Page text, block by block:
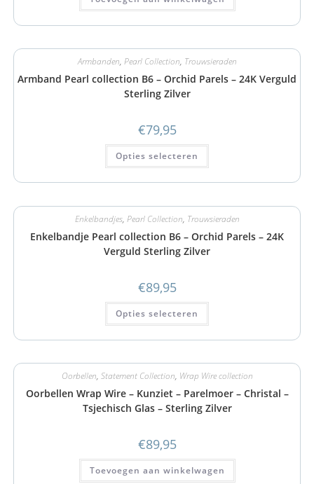
Armbanden, Pearl Collection, Trouwsieraden
Armband Pearl collection B6 – Orchid Parels – 24K Verguld
Sterling Zilver
€79,95
Opties selecteren
Enkelbandjes, Pearl Collection, Trouwsieraden
Enkelbandje Pearl collection B6 – Orchid Parels – 24K
Verguld Sterling Zilver
€89,95
Opties selecteren
Oorbellen, Statement Collection, Wrap Wire collection
Oorbellen Wrap Wire – Kunziet – Parelmoer – Christal –
Tsjechisch Glas – Sterling Zilver
€89,95
Toevoegen aan winkelwagen